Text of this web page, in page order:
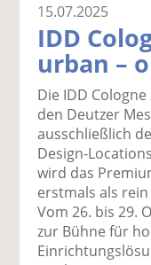
15.07.2025
IDD
urban –
Die IDD
den Deutzer
ausschließlich
Design-
wird das
erstmals als
Vom 26. bis 29.
zur Bühne für